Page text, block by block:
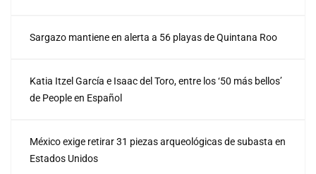
Sargazo mantiene en alerta a 56 playas de Quintana Roo
Katia Itzel García e Isaac del Toro, entre los ‘50 más bellos’
de People en Español
México exige retirar 31 piezas arqueológicas de subasta en
Estados Unidos